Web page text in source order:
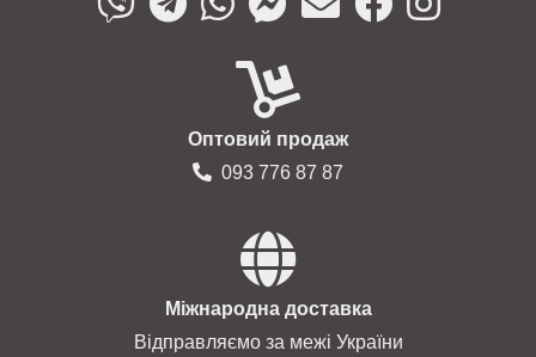
Оптовий продаж
093 776 87 87
Міжнародна доставка
Відправляємо за межі України